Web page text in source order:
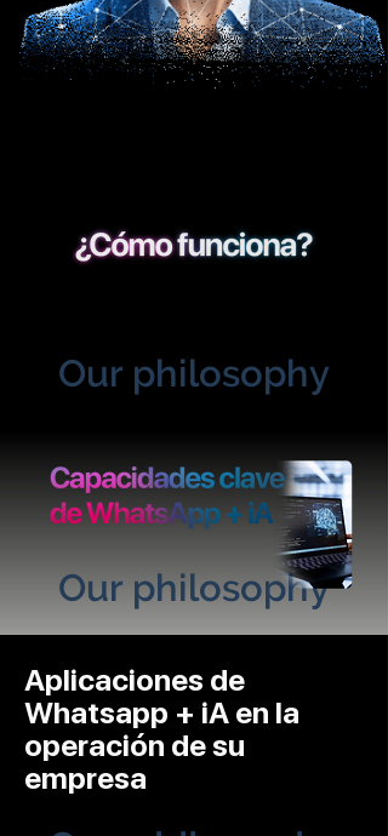
Our philosophy
Our philosophy
Aplicaciones de
Whatsapp + iA en la
operación de su
empresa